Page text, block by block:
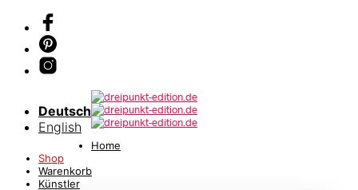
Deutsch
English
Home
Shop
Warenkorb
Künstler